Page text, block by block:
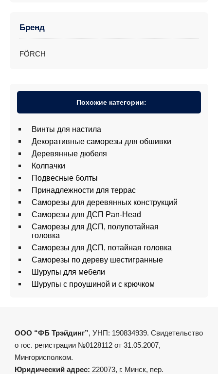
Бренд
FÖRCH
Похожие категории:
Винты для настила
Декоративные саморезы для обшивки
Деревянные дюбеля
Колпачки
Подвесные болты
Принадлежности для террас
Саморезы для деревянных конструкций
Саморезы для ДСП Pan-Head
Саморезы для ДСП, полупотайная
головка
Саморезы для ДСП, потайная головка
Саморезы по дереву шестигранные
Шурупы для мебели
Шурупы с проушиной и с крючком
ООО “ФБ Трэйдинг”, УНП: 190834939. Свидетельство
о гос. регистрации №0128112 от 31.05.2007,
Мингорисполком.
Юридический адрес: 220073, г. Минск, пер.